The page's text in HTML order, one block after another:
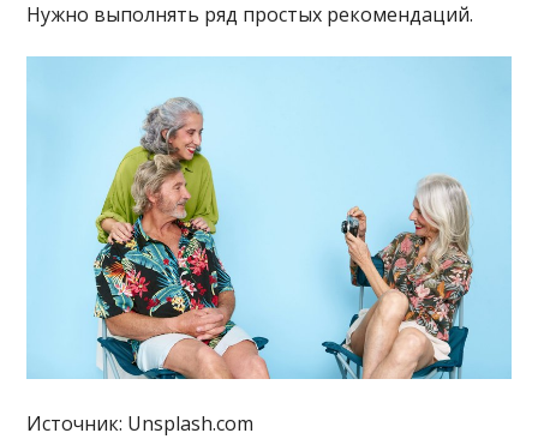
Нужно выполнять ряд простых рекомендаций.
Источник: Unsplash.com